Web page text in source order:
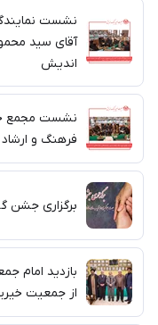
نشست
آقای سید
اندیش
فرهنگ و ارشاد
برگزاری جشن
بازدید امام
از جمعیت